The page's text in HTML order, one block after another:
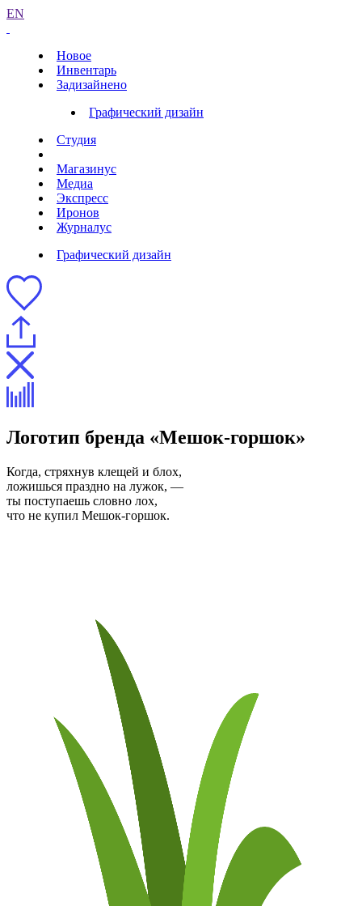
EN
Новое
Инвентарь
Задизайнено
Графический дизайн
Студия
Магазинус
Медиа
Экспресс
Иронов
Журналус
Графический дизайн
Логотип бренда «Мешок-горшок»
Когда, стряхнув клещей и блох,
ложишься праздно на лужок, —
ты поступаешь словно лох,
что не купил Мешок-горшок.